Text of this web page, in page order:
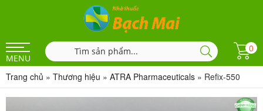
MENU
0
Trang chủ » Thương hiệu » ATRA Pharmaceuticals » Refix-550